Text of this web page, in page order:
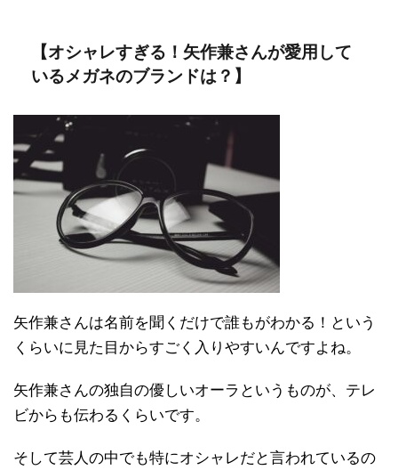
【オシャレすぎる！矢作兼さんが愛用して
いるメガネのブランドは？】
矢作兼さんは名前を聞くだけで誰もがわかる！という
くらいに見た目からすごく入りやすいんですよね。
矢作兼さんの独自の優しいオーラというものが、テレ
ビからも伝わるくらいです。
そして芸人の中でも特にオシャレだと言われているの